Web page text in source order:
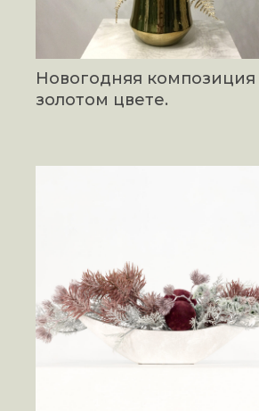
Новогодняя композиция
золотом цвете.